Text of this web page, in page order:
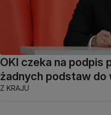
OKI czeka na podpis
żadnych podstaw do
Z KRAJU